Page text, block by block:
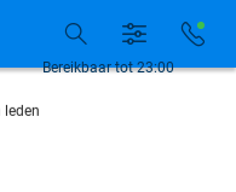
beschikbaar
leden
Bereikbaar tot 23:00